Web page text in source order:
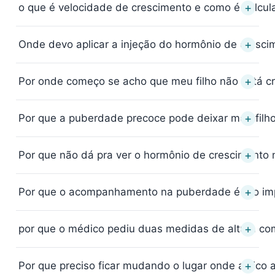
o que é velocidade de crescimento e como é +
Onde devo aplicar a injeção do hormônio de +
Por onde começo se acho que meu filho não está
+
Por que a puberdade precoce pode deixar meu
+
Por que não dá pra ver o hormônio de crescimento
+
Por que o acompanhamento na puberdade é tão
+
por que o médico pediu duas medidas de altura
+
Por que preciso ficar mudando o lugar onde aplico
+